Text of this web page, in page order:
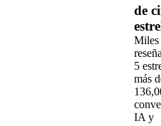
de
Miles
5
más
IA y